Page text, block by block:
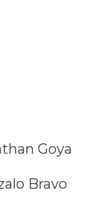
Goya
Bravo